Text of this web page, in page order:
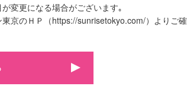
変更になる場合がございます｡
京のＨＰ（https://sunrisetokyo.com/）よりご